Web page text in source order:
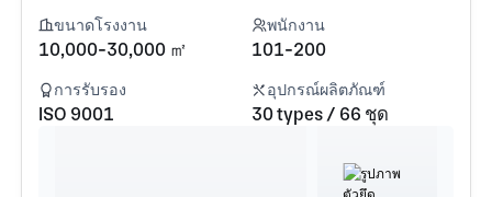
ขนาดโรงงาน
10,000-30,000 ㎡
พนักงาน
101-200
การรับรอง
ISO 9001
อุปกรณ์ผลิตภัณฑ์
30 types / 66 ชุด